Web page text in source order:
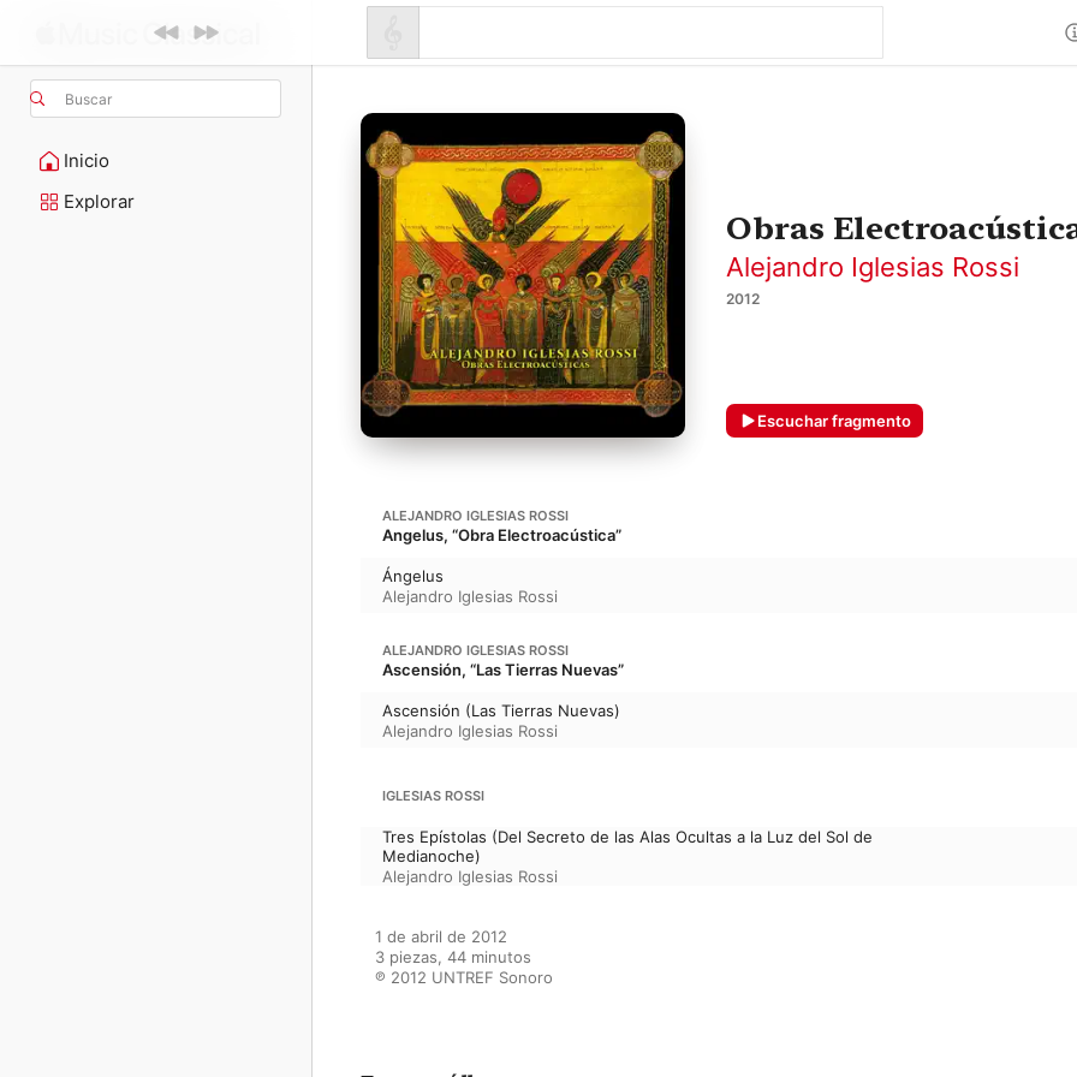
Buscar
Inicio
Explorar
Obras
Alejandro Iglesias Rossi
2012
Escuchar fragmento
ALEJANDRO IGLESIAS ROSSI
Angelus, “Obra Electroacústica”
Ángelus
Alejandro Iglesias Rossi
ALEJANDRO IGLESIAS ROSSI
Ascensión, “Las Tierras Nuevas”
Ascensión (Las Tierras Nuevas)
Alejandro Iglesias Rossi
IGLESIAS ROSSI
Tres Epístolas (Del Secreto de las Alas Ocultas a la Luz del Sol de
Medianoche)
Alejandro Iglesias Rossi
1 de abril de 2012
3 piezas, 44 minutos
℗ 2012 UNTREF Sonoro